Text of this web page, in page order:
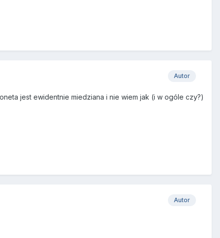
Autor
jest ewidentnie miedziana i nie wiem jak (i w ogóle czy?)
Autor